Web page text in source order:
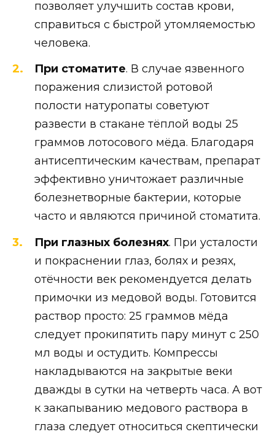
позволяет улучшить состав крови,
справиться с быстрой утомляемостью
человека.
При стоматите. В случае язвенного
поражения слизистой ротовой
полости натуропаты советуют
развести в стакане тёплой воды 25
граммов лотосового мёда. Благодаря
антисептическим качествам, препарат
эффективно уничтожает различные
болезнетворные бактерии, которые
часто и являются причиной стоматита.
При глазных болезнях. При усталости
и покраснении глаз, болях и резях,
отёчности век рекомендуется делать
примочки из медовой воды. Готовится
раствор просто: 25 граммов мёда
следует прокипятить пару минут с 250
мл воды и остудить. Компрессы
накладываются на закрытые веки
дважды в сутки на четверть часа. А вот
к закапыванию медового раствора в
глаза следует относиться скептически